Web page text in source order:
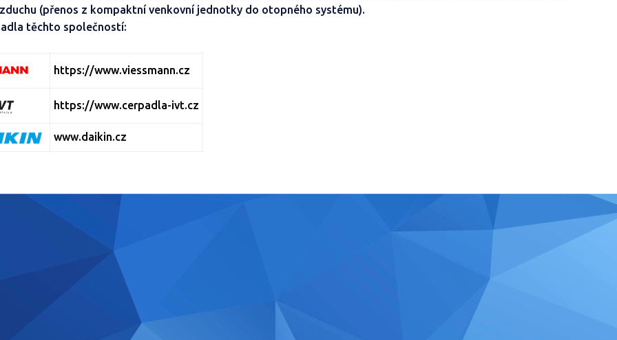
(přenos z kompaktní venkovní jednotky do otopného systému).
těchto společností:
https://www.viessmann.cz
https://www.cerpadla-ivt.cz
www.daikin.cz